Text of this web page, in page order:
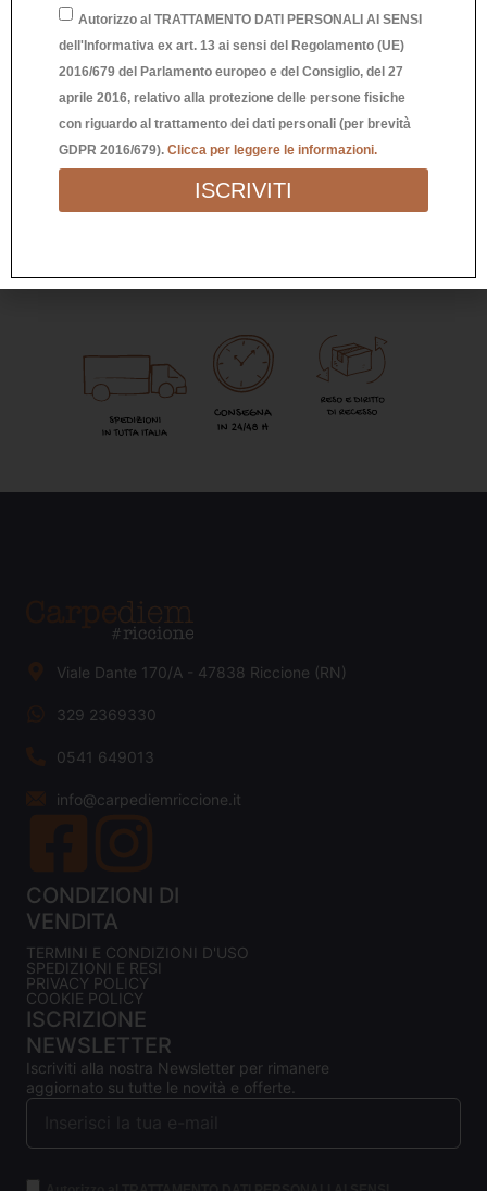
Richiedi Informazioni
SCRITTA DECORATIVA AMORE FUXIA
24,90€
Viale Dante 170/A - 47838 Riccione (RN)
329 2369330
0541 649013
info@carpediemriccione.it
CONDIZIONI DI
VENDITA
TERMINI E CONDIZIONI D'USO
SPEDIZIONI E RESI
PRIVACY POLICY
COOKIE POLICY
ISCRIZIONE
NEWSLETTER
Iscriviti alla nostra Newsletter per rimanere
aggiornato su tutte le novità e offerte.
Autorizzo al TRATTAMENTO DATI PERSONALI AI SENSI
dell'Informativa ex art. 13 ai sensi del Regolamento (UE)
2016/679 del Parlamento europeo e del Consiglio, del 27
aprile 2016, relativo alla protezione delle persone fisiche
con riguardo al trattamento dei dati personali (per brevità
GDPR 2016/679). Clicca per leggere le informazioni.
ISCRIVITI